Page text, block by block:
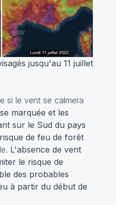
jusqu'au 11 juillet
si le vent se calmera
marquée et les
sur le Sud du pays
de feu de forêt
L'absence de vent
le risque de
des probables
à partir du début de